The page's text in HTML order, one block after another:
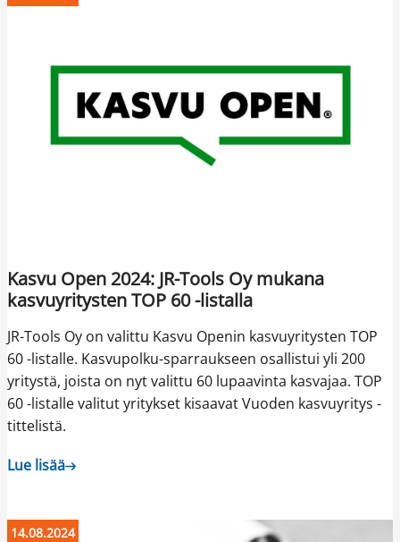
Kasvu Open 2024: JR-Tools Oy mukana
kasvuyritysten TOP 60 -listalla
JR-Tools Oy on valittu Kasvu Openin kasvuyritysten TOP
60 -listalle. Kasvupolku-sparraukseen osallistui yli 200
yritystä, joista on nyt valittu 60 lupaavinta kasvajaa. TOP
60 -listalle valitut yritykset kisaavat Vuoden kasvuyritys -
tittelistä.
Lue lisää
14.08.2024